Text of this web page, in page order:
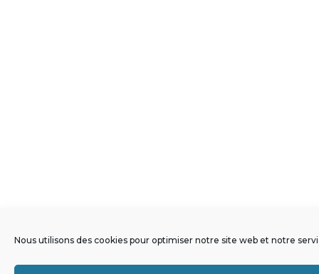
Nous utilisons des cookies pour optimiser notre site web et notre